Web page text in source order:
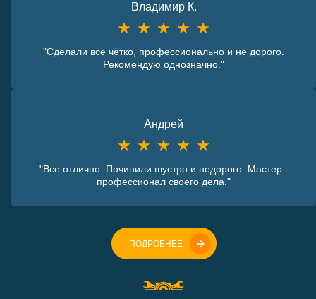
Владимир К.
"Сделали все чётко, профессионально и не дорого.
Рекомендую однозначно."
Андрей
"Все отлично. Починили шустро и недорого. Мастер -
профессионал своего дела."
ПОДРОБНЕЕ